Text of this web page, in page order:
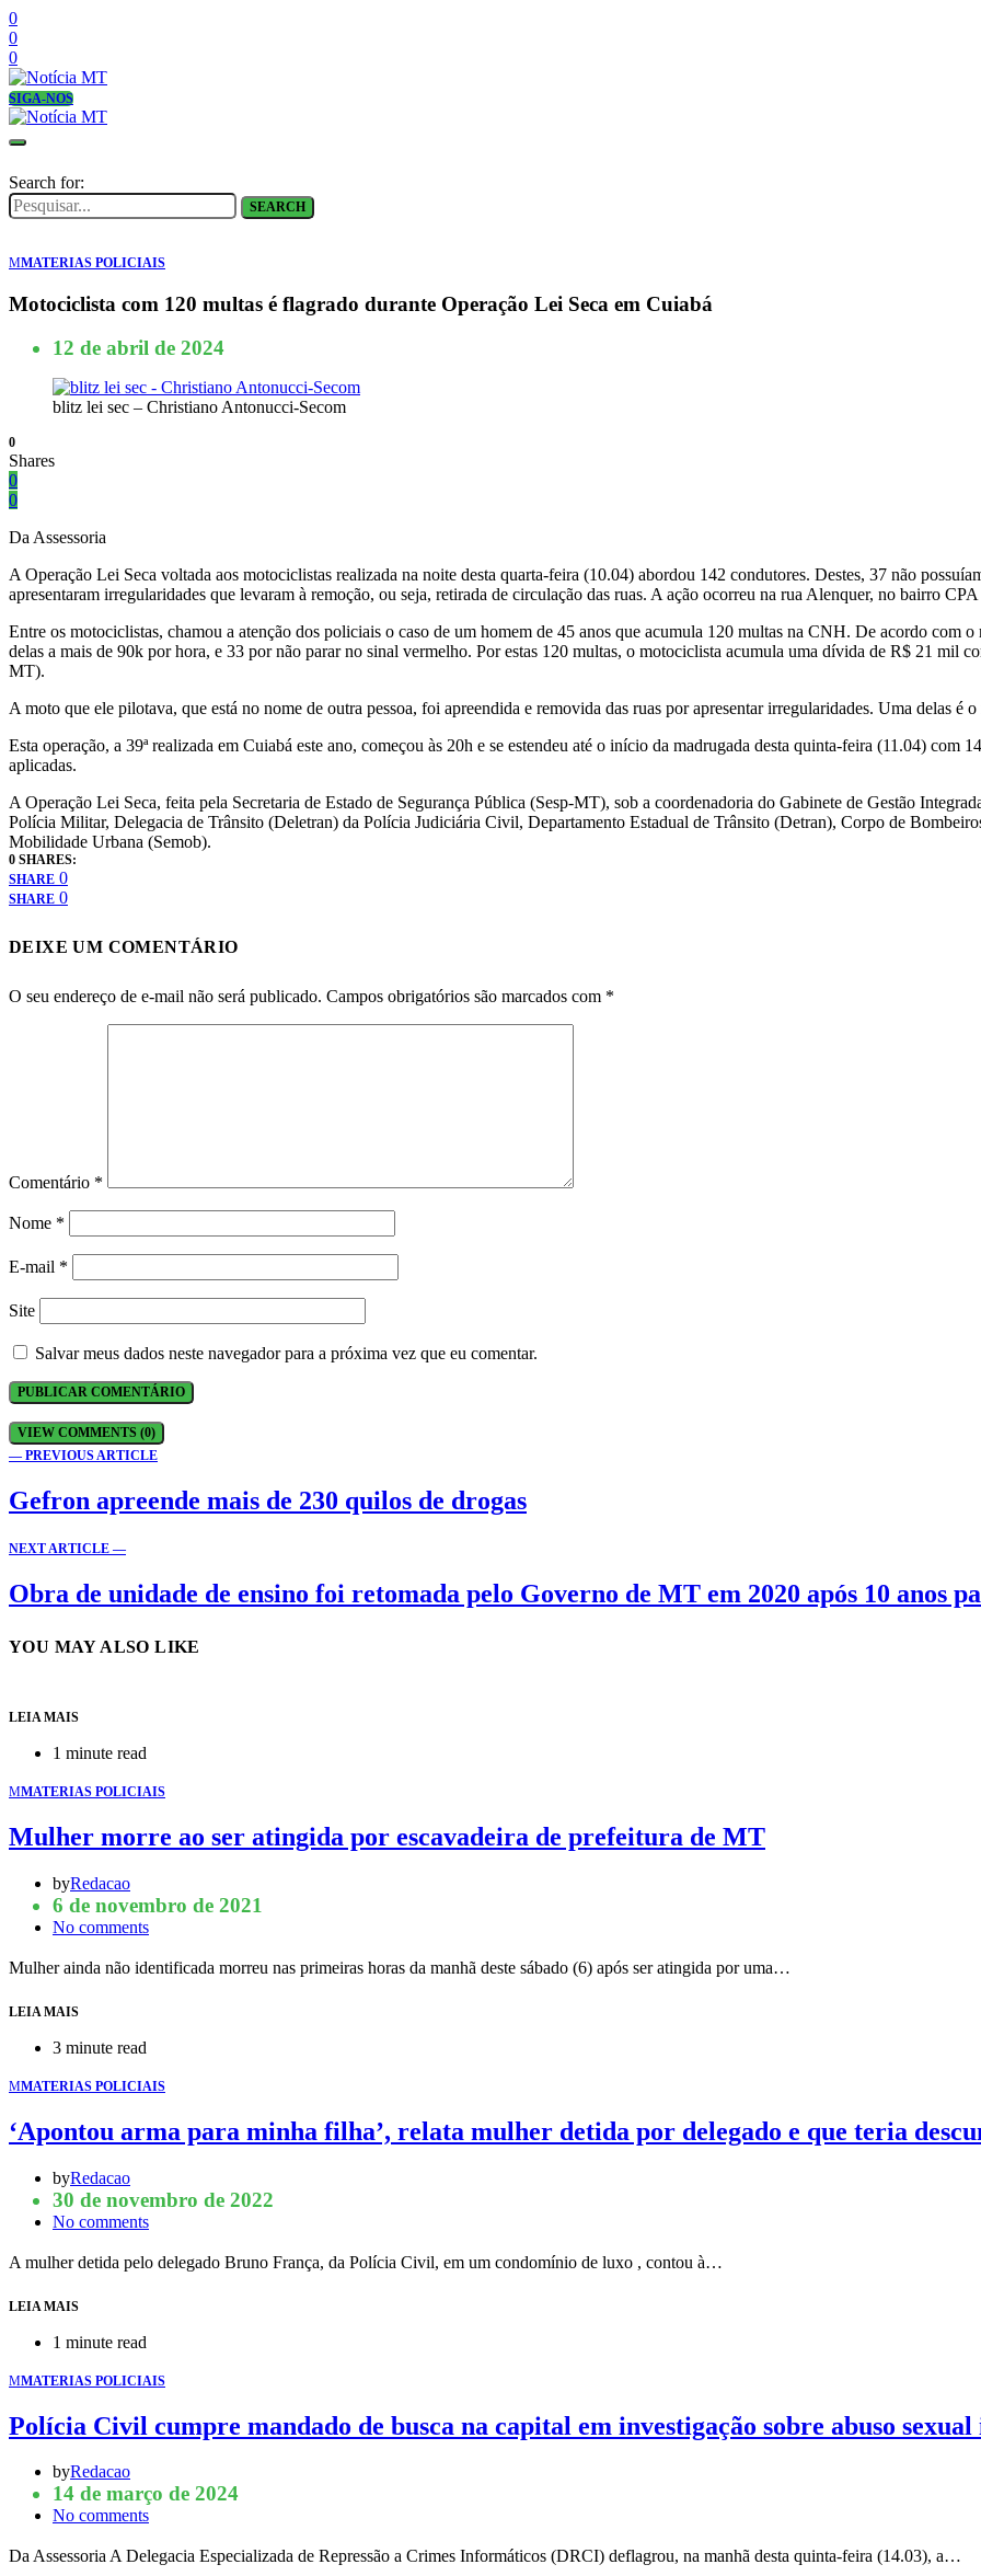
0
0
0
SIGA-NOS
Search for:
SEARCH
MMATERIAS POLICIAIS
Motociclista com 120 multas é flagrado durante Operação Lei Seca em Cuiabá
12 de abril de 2024
blitz lei sec – Christiano Antonucci-Secom
0
Shares
0
0
Da Assessoria
A Operação Lei Seca voltada aos motociclistas realizada na noite desta quarta-feira (10.04) abordou 142 condutores. Destes, 37 não
apresentaram irregularidades que levaram à remoção, ou seja, retirada de circulação das ruas. A ação ocorreu na rua Alenquer, no bairro
Entre os motociclistas, chamou a atenção dos policiais o caso de um homem de 45 anos que acumula 120 multas na CNH. De acordo com
delas a mais de 90k por hora, e 33 por não parar no sinal vermelho. Por estas 120 multas, o motociclista acumula uma dívida de R$ 21 mil
MT).
A moto que ele pilotava, que está no nome de outra pessoa, foi apreendida e removida das ruas por apresentar irregularidades. Uma delas é
Esta operação, a 39ª realizada em Cuiabá este ano, começou às 20h e se estendeu até o início da madrugada desta quinta-feira (11.04) com
aplicadas.
A Operação Lei Seca, feita pela Secretaria de Estado de Segurança Pública (Sesp-MT), sob a coordenadoria do Gabinete de Gestão
Polícia Militar, Delegacia de Trânsito (Deletran) da Polícia Judiciária Civil, Departamento Estadual de Trânsito (Detran), Corpo de
Mobilidade Urbana (Semob).
0 SHARES:
SHARE 0
SHARE 0
DEIXE UM COMENTÁRIO
O seu endereço de e-mail não será publicado. Campos obrigatórios são marcados com *
Comentário *
Nome *
E-mail *
Site
Salvar meus dados neste navegador para a próxima vez que eu comentar.
VIEW COMMENTS (0)
— PREVIOUS ARTICLE
Gefron apreende mais de 230 quilos de drogas
NEXT ARTICLE —
Obra de unidade de ensino foi retomada pelo Governo de MT em 2020 após 10 anos
YOU MAY ALSO LIKE
LEIA MAIS
1 minute read
MMATERIAS POLICIAIS
Mulher morre ao ser atingida por escavadeira de prefeitura de MT
byRedacao
6 de novembro de 2021
No comments
Mulher ainda não identificada morreu nas primeiras horas da manhã deste sábado (6) após ser atingida por uma…
LEIA MAIS
3 minute read
MMATERIAS POLICIAIS
‘Apontou arma para minha filha’, relata mulher detida por delegado e que teria
byRedacao
30 de novembro de 2022
No comments
A mulher detida pelo delegado Bruno França, da Polícia Civil, em um condomínio de luxo , contou à…
LEIA MAIS
1 minute read
MMATERIAS POLICIAIS
Polícia Civil cumpre mandado de busca na capital em investigação sobre abuso
byRedacao
14 de março de 2024
No comments
Da Assessoria A Delegacia Especializada de Repressão a Crimes Informáticos (DRCI) deflagrou, na manhã desta quinta-feira (14.03), a…